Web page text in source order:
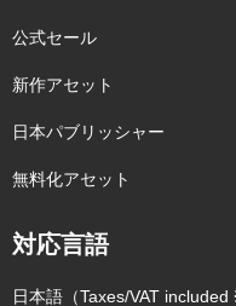
公式セール
新作アセット
日本パブリッシャー
無料化アセット
対応言語
日本語（Taxes/VAT included